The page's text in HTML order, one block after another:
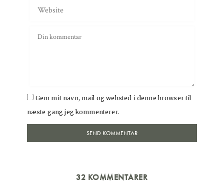
Gem mit navn, mail og websted i denne browser til
næste gang jeg kommenterer.
32 KOMMENTARER